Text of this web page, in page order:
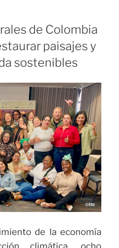
de Colombia
paisajes y
sostenibles
de la economía